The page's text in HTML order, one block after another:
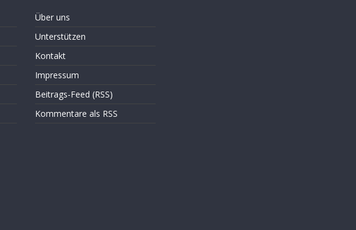
Über uns
Unterstützen
Kontakt
Impressum
Beitrags-Feed (RSS)
Kommentare als RSS